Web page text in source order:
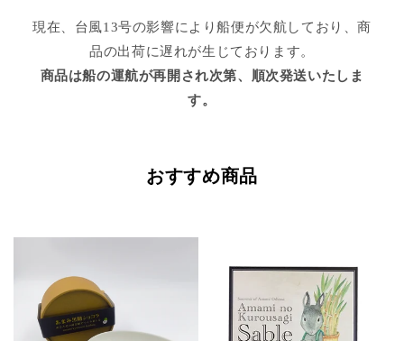
現在、台風13号の影響により船便が欠航しており、商
品の出荷に遅れが生じております。
商品は船の運航が再開され次第、順次発送いたしま
す。
おすすめ商品